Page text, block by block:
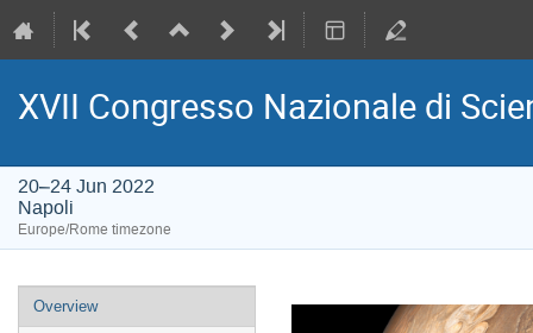
XVII Congresso Nazionale di
20–24 Jun 2022
Napoli
Europe/Rome timezone
Event
Overview